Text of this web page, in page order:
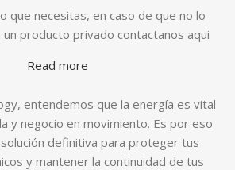
que necesitas, en caso de que no lo
producto privado contactanos aqui
Read more
entendemos que la energía es vital
y negocio en movimiento. Es por eso
definitiva para proteger tus
y mantener la continuidad de tus